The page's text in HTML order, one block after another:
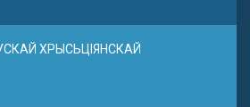
ХРЫСЬЦІЯНСКАЙ